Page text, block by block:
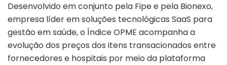
Desenvolvido em conjunto pela Fipe e pela Bionexo,
empresa líder em soluções tecnológicas SaaS para
gestão em saúde, o Índice OPME acompanha a
evolução dos preços dos itens transacionados entre
fornecedores e hospitais por meio da plataforma